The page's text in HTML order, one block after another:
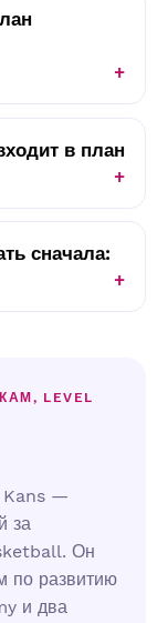
в план
сначала:
LEVEL
Kans —
за
Он
по развитию
и два